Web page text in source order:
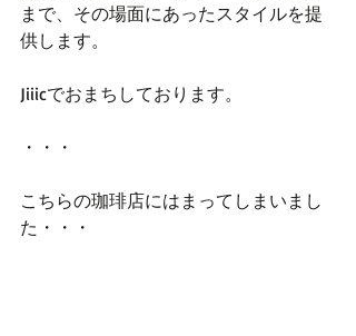
まで、その場面にあったスタイルを提
供します。
Jiiicでおまちしております。
・・・
こちらの珈琲店にはまってしまいまし
た・・・